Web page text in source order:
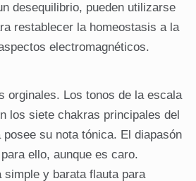
desequilibrio, pueden utilizarse
restablecer la homeostasis a la
electromagnéticos.
orginales. Los tonos de la escala
los siete chakras principales del
su nota tónica. El diapasón
ello, aunque es caro.
simple y barata flauta para